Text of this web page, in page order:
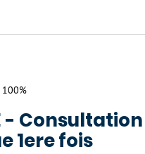
100%
- Consultation
1ere fois